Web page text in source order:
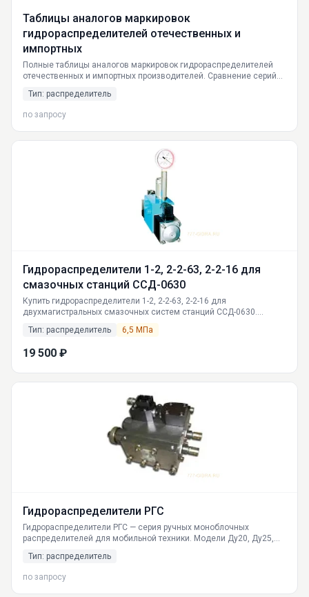
Таблицы аналогов маркировок
гидрораспределителей отечественных и
импортных
Полные таблицы аналогов маркировок гидрораспределителей
отечественных и импортных производителей. Сравнение серий
Технические характеристики, принцип работы, применение.
Тип: распределитель
по запросу
Гидрораспределители 1-2, 2-2-63, 2-2-16 для
смазочных станций ССД-0630
Купить гидрораспределители 1-2, 2-2-63, 2-2-16 для
двухмагистральных смазочных систем станций ССД-0630.
Екатеринбурга.
Тип: распределитель 6,5 МПа
19 500 ₽
Гидрораспределители РГС
Гидрораспределители РГС — серия ручных моноблочных
распределителей для мобильной техники. Модели Ду20, Ду25,
работы, таблица характеристик. Производство поставка по РФ.
Тип: распределитель
по запросу